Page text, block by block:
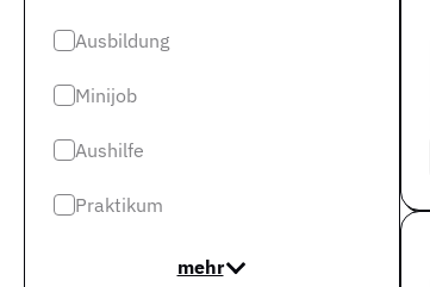
Ausbildung
Minijob
Aushilfe
Praktikum
mehr